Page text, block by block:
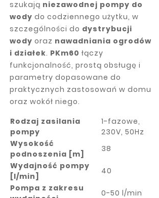
szukają niezawodnej pompy do
wody do codziennego użytku, w
szczególności do dystrybucji
wody oraz nawadniania ogrodów
i działek. PKm60 łączy
funkcjonalność, prostą obsługę i
parametry dopasowane do
praktycznych zastosowań w domu
oraz wokół niego.
Rodzaj zasilania
pompy
1-fazowe,
230V, 50Hz
Wysokość
podnoszenia [m]
38
Wydajność pompy
[l/min]
40
Pompa z zakresu
0-50 l/min